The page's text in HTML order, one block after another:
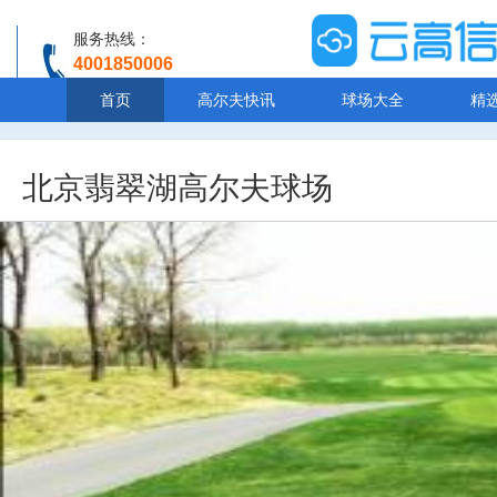
服务热线：
4001850006
首页 高尔夫快讯 球场大全 精
北京翡翠湖高尔夫球场